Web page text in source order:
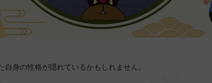
身の性格が隠れているかもしれません。